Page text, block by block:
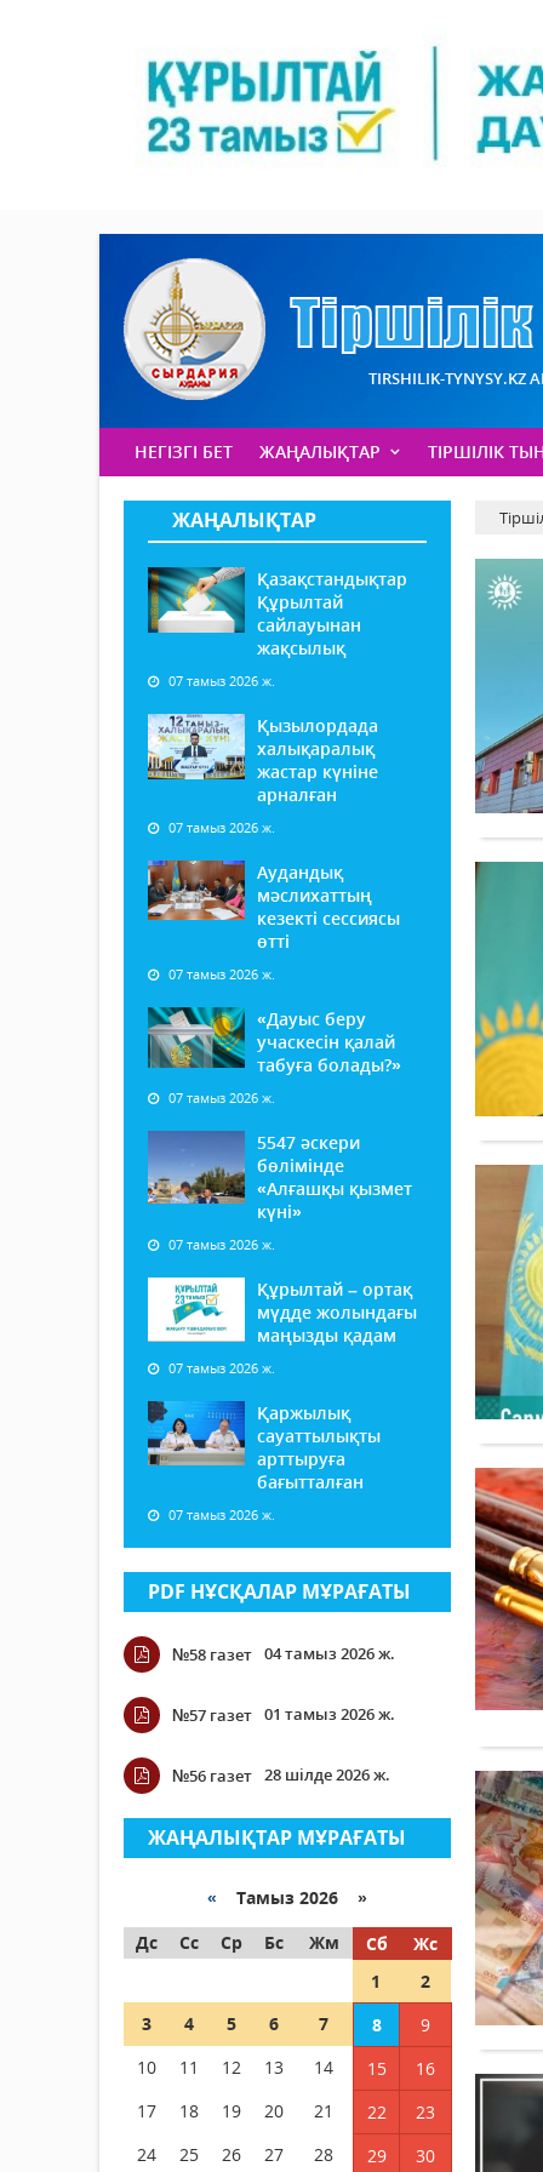
TIRSHILIK-
НЕГІЗГІ БЕТ ЖАҢАЛЫҚТАР ТІРШІЛІК
ЖАҢАЛЫҚТАР
Қазақстандықтар
Құрылтай
сайлауынан
жақсылық
07 тамыз 2026 ж.
Қызылордада
халықаралық
жастар күніне
арналған
07 тамыз 2026 ж.
Аудандық
мәслихаттың
кезекті сессиясы
өтті
07 тамыз 2026 ж.
«Дауыс беру
учаскесін қалай
табуға болады?»
07 тамыз 2026 ж.
5547 әскери
бөлімінде
«Алғашқы қызмет
күні»
07 тамыз 2026 ж.
Құрылтай – ортақ
мүдде жолындағы
маңызды қадам
07 тамыз 2026 ж.
Қаржылық
сауаттылықты
арттыруға
бағытталған
07 тамыз 2026 ж.
PDF НҰСҚАЛАР МҰРАҒАТЫ
№58 газет 04 тамыз 2026 ж.
№57 газет 01 тамыз 2026 ж.
№56 газет 28 шілде 2026 ж.
ЖАҢАЛЫҚТАР МҰРАҒАТЫ
« Тамыз 2026 »
Дс
Сс Ср Бс Жм Сб
Жс
1
2
3
4 5 6 7 8
9
10
11 12 13 14 15
16
17
18 19 20 21 22
23
24
25 26 27 28 29 30